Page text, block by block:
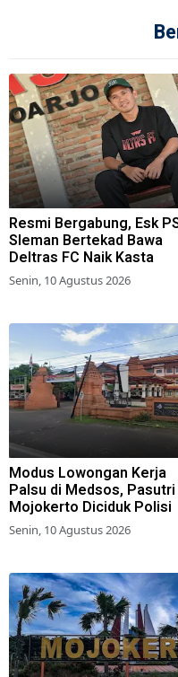
Resmi Bergabung, Esk
Sleman Bertekad Bawa
Deltras FC Naik Kasta
Senin, 10 Agustus 2026
Modus Lowongan Kerja
Palsu di Medsos, Pasutri
Mojokerto Diciduk Polisi
Senin, 10 Agustus 2026